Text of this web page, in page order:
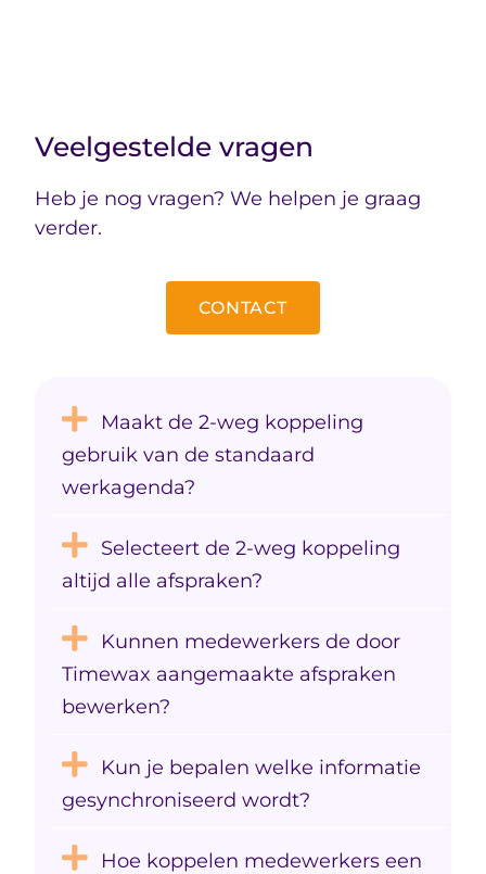
Veelgestelde vragen
Heb je nog vragen? We helpen je graag
verder.
CONTACT
Maakt de 2-weg koppeling
gebruik van de standaard
werkagenda?
Selecteert de 2-weg koppeling
altijd alle afspraken?
Kunnen medewerkers de door
Timewax aangemaakte afspraken
bewerken?
Kun je bepalen welke informatie
gesynchroniseerd wordt?
Hoe koppelen medewerkers een